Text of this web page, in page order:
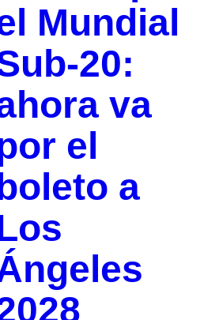
Mundial
20:
va
el
a